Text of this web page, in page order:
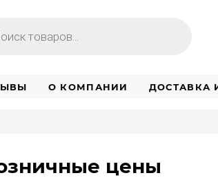
О КОМПАНИИ ДОСТАВКА
цены